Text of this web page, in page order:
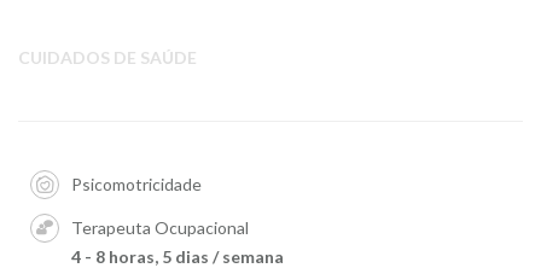
CUIDADOS DE SAÚDE
Psicomotricidade
Terapeuta Ocupacional
4 - 8 horas, 5 dias / semana